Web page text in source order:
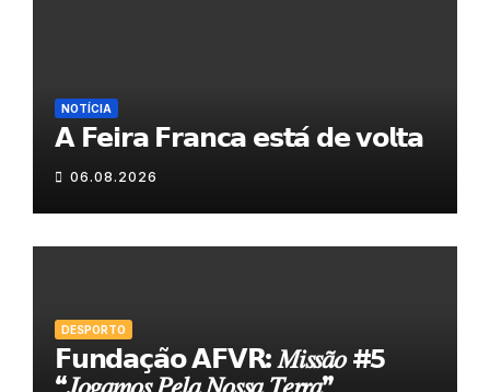
NOTÍCIA
𝗔 𝗙𝗲𝗶𝗿𝗮 𝗙𝗿𝗮𝗻𝗰𝗮 𝗲𝘀𝘁𝗮́ 𝗱𝗲 𝘃𝗼𝗹𝘁𝗮
06.08.2026
DESPORTO
𝗙𝘂𝗻𝗱𝗮𝗰̧𝗮̃𝗼 𝗔𝗙𝗩𝗥: 𝑀𝑖𝑠𝑠𝑎̃𝑜 #5